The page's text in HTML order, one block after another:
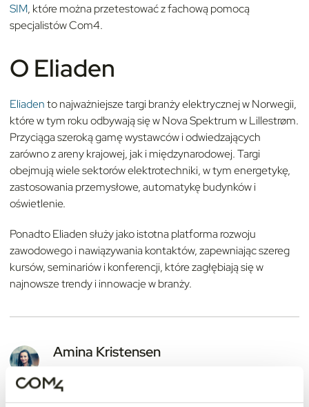
SIM, które można przetestować z fachową pomocą
specjalistów Com4.
O Eliaden
Eliadento najważniejsze targi branży elektrycznej w Norwegii,
które w tym roku odbywają się w Nova Spektrum w Lillestrøm.
Przyciąga szeroką gamę wystawców i odwiedzających
zarówno z areny krajowej, jak i międzynarodowej. Targi
obejmują wiele sektorów elektrotechniki, w tym energetykę,
zastosowania przemysłowe, automatykę budynków i
oświetlenie.
Ponadto Eliaden służy jako istotna platforma rozwoju
zawodowego i nawiązywania kontaktów, zapewniając szereg
kursów, seminariów i konferencji, które zagłębiają się w
najnowsze trendy i innowacje w branży.
Amina Kristensen